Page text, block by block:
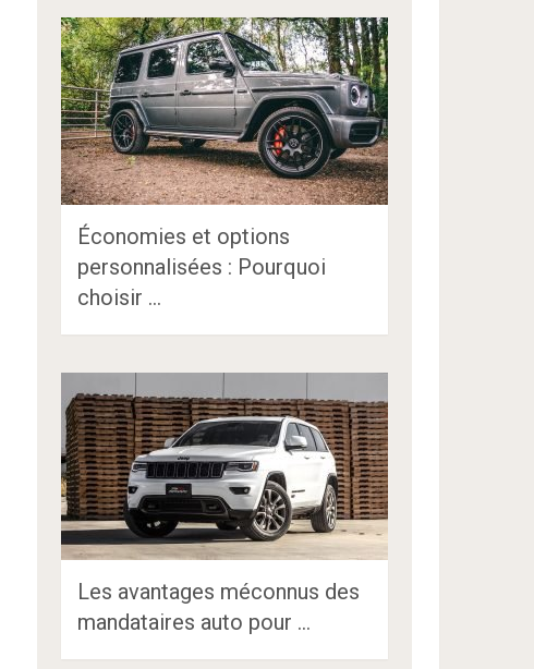
Économies et options
personnalisées : Pourquoi
choisir …
Les avantages méconnus des
mandataires auto pour …